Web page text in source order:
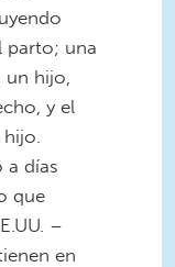
parto; una
hijo,
y el
a días
que
–
en